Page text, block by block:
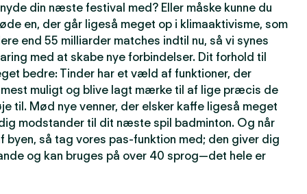
din næste festival med? Eller måske kunne du
en, der går ligeså meget op i klimaaktivisme, som
end 55 milliarder matches indtil nu, så vi synes
med at skabe nye forbindelser. Dit forhold til
bedre: Tinder har et væld af funktioner, der
muligt og blive lagt mærke til af lige præcis de
til. Mød nye venner, der elsker kaffe ligeså meget
modstander til dit næste spil badminton. Og når
byen, så tag vores pas-funktion med; den giver dig
og kan bruges på over 40 sprog—det hele er